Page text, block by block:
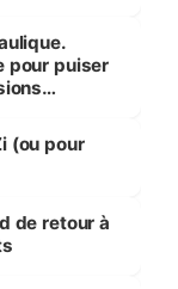
pour puiser
(ou pour
de retour à